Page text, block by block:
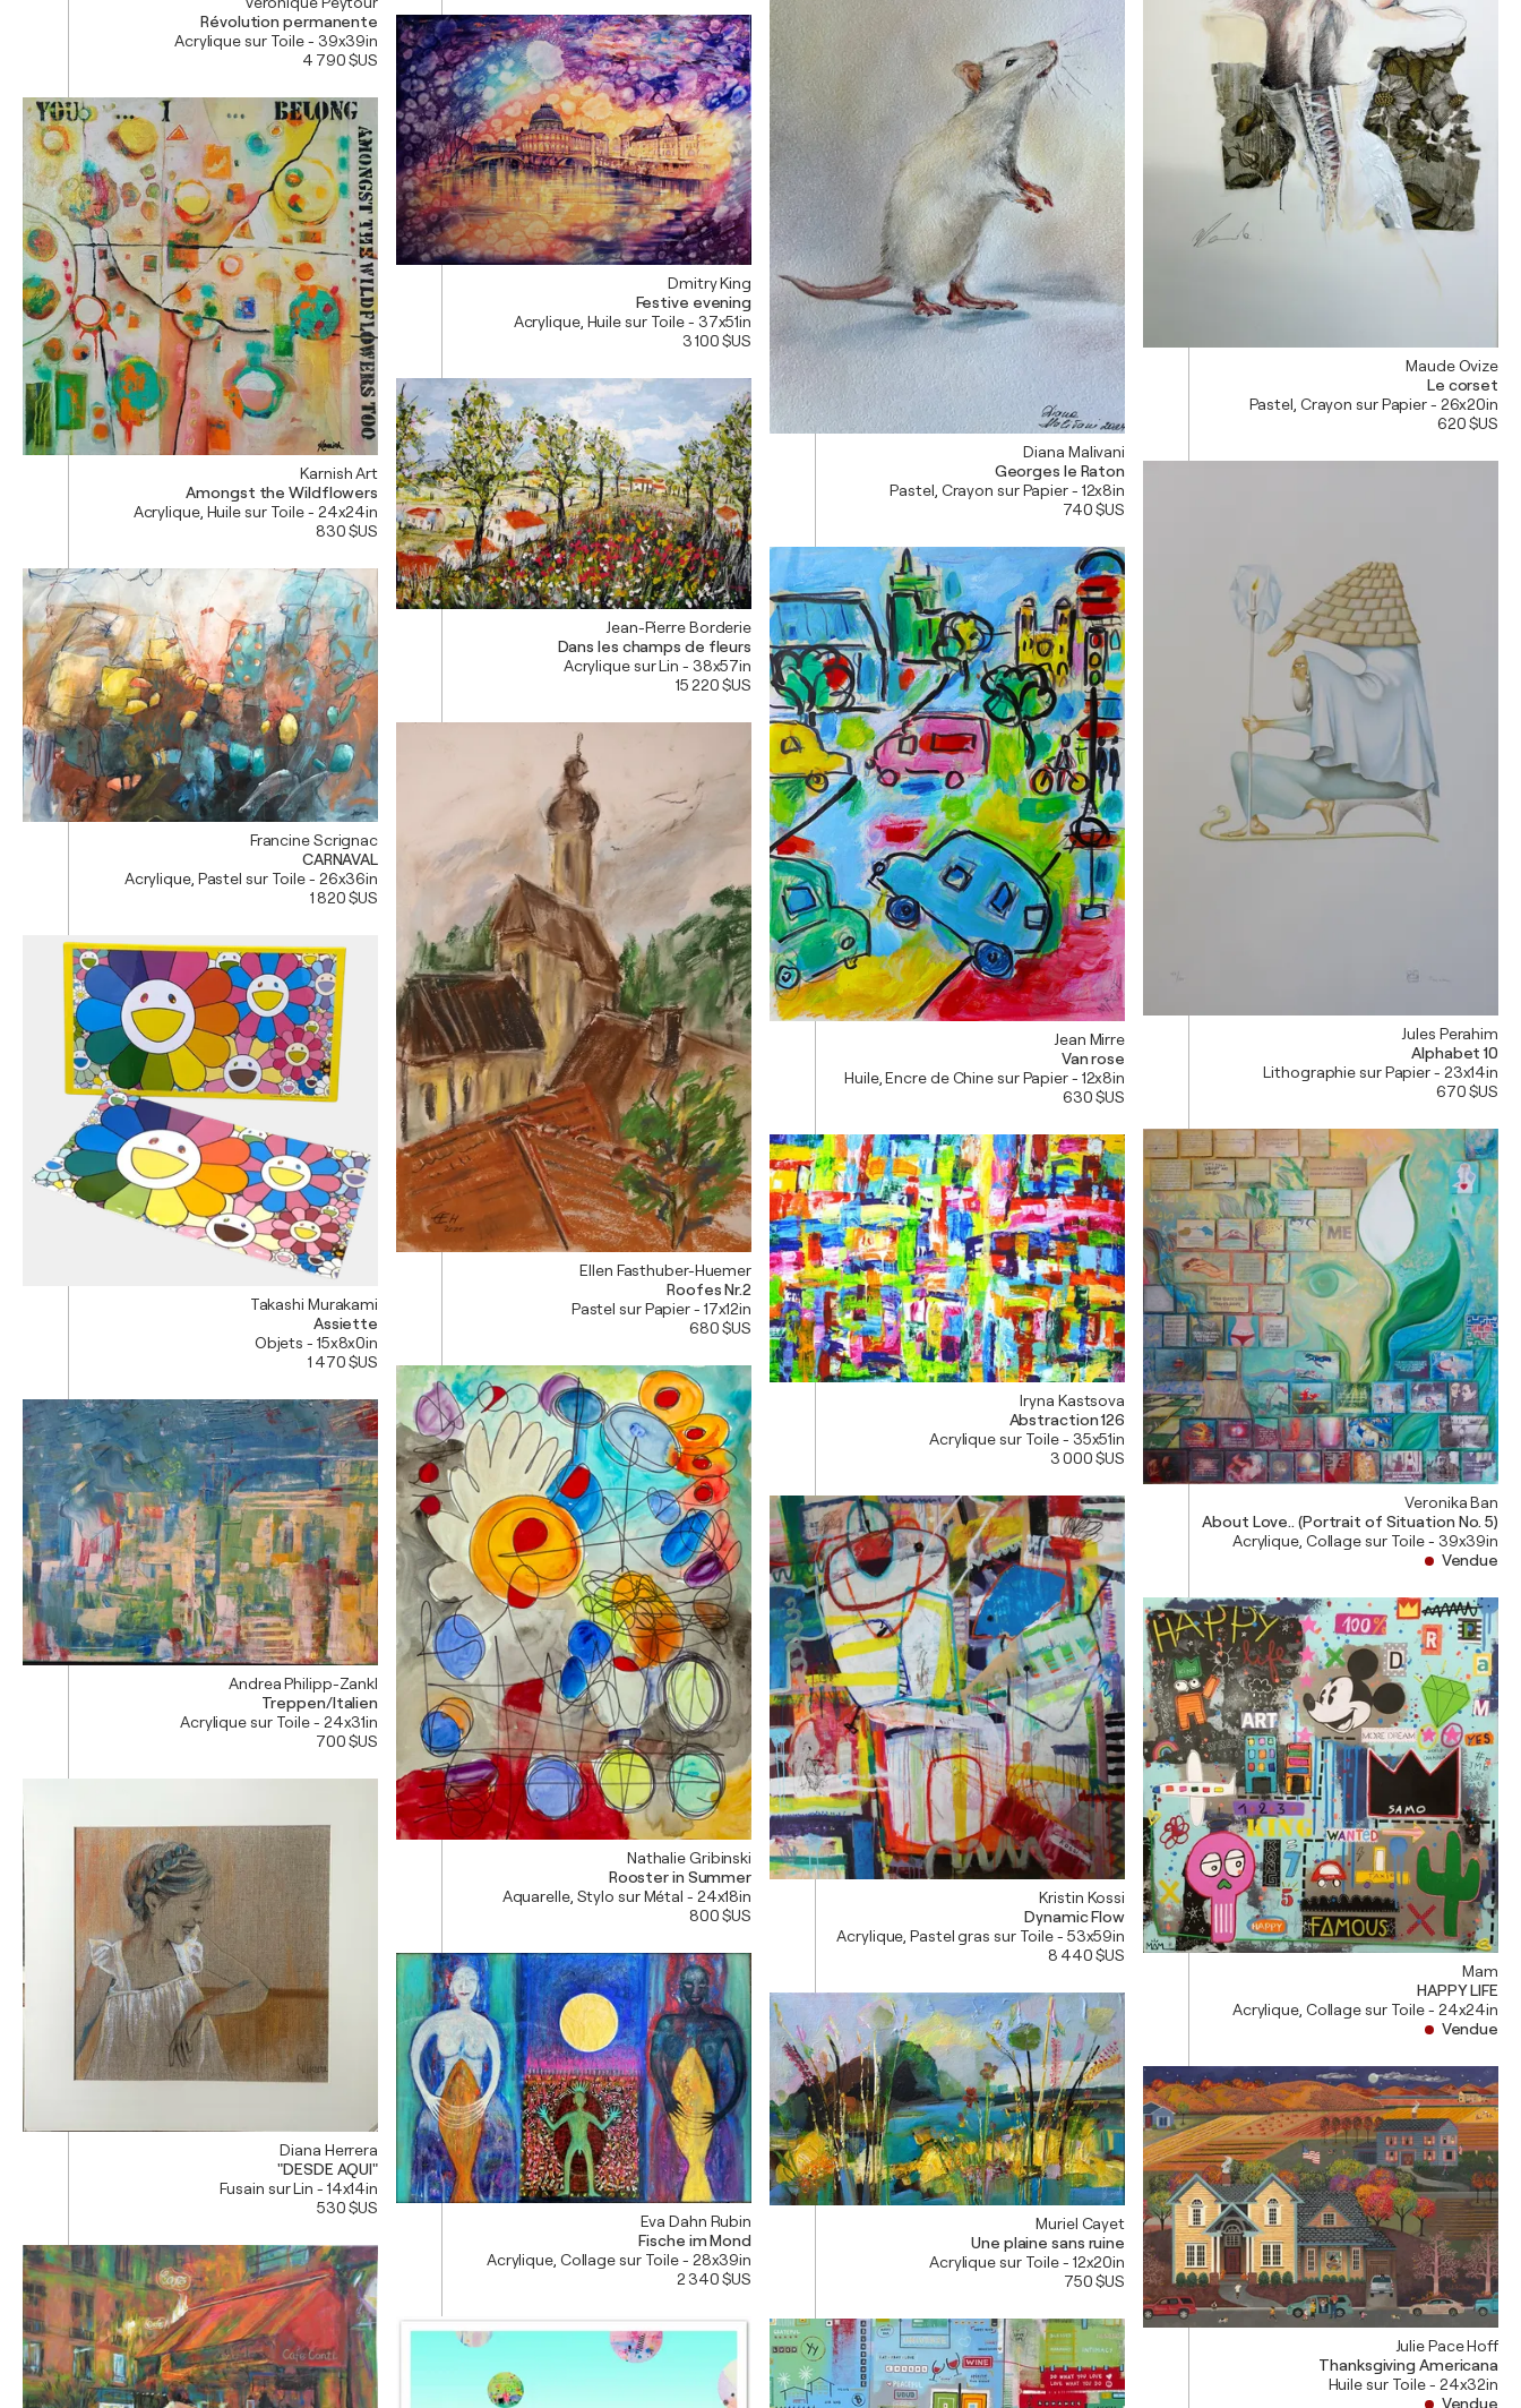
Révolution permanente
Acrylique sur Toile - 39x39in
4 790 $US
Karnish Art
Amongst the Wildflowers
Acrylique, Huile sur Toile - 24x24in
830 $US
Francine Scrignac
CARNAVAL
Acrylique, Pastel sur Toile - 26x36in
1 820 $US
Takashi Murakami
Assiette
Objets - 15x8x0in
1 470 $US
Andrea Philipp-Zankl
Treppen/Italien
Acrylique sur Toile - 24x31in
700 $US
Diana Herrera
"DESDE AQUI"
Fusain sur Lin - 14x14in
530 $US
Dmitry King
Festive evening
Acrylique, Huile sur Toile - 37x51in
3 100 $US
Jean-Pierre Borderie
Dans les champs de fleurs
Acrylique sur Lin - 38x57in
15 220 $US
Ellen Fasthuber-Huemer
Roofes Nr.2
Pastel sur Papier - 17x12in
680 $US
Nathalie Gribinski
Rooster in Summer
Aquarelle, Stylo sur Métal - 24x18in
800 $US
Eva Dahn Rubin
Fische im Mond
Acrylique, Collage sur Toile - 28x39in
2 340 $US
Diana Malivani
Georges le Raton
Pastel, Crayon sur Papier - 12x8in
740 $US
Jean Mirre
Van rose
Huile, Encre de Chine sur Papier - 12x8in
630 $US
Iryna Kastsova
Abstraction 126
Acrylique sur Toile - 35x51in
3 000 $US
Kristin Kossi
Dynamic Flow
Acrylique, Pastel gras sur Toile - 53x59in
8 440 $US
Muriel Cayet
Une plaine sans ruine
Acrylique sur Toile - 12x20in
750 $US
Maude Ovize
Le corset
Pastel, Crayon sur Papier - 26x20in
620 $US
Jules Perahim
Alphabet 10
Lithographie sur Papier - 23x14in
670 $US
Veronika Ban
About Love.. (Portrait of Situation No. 5)
Acrylique, Collage sur Toile - 39x39in
Vendue
Mam
HAPPY LIFE
Acrylique, Collage sur Toile - 24x24in
Vendue
Julie Pace Hoff
Thanksgiving Americana
Huile sur Toile - 24x32in
Vendue